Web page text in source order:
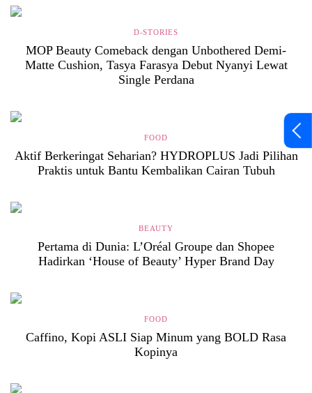
D-STORIES
MOP Beauty Comeback dengan Unbothered Demi-
Matte Cushion, Tasya Farasya Debut Nyanyi Lewat
Single Perdana
FOOD
Aktif Berkeringat Seharian? HYDROPLUS Jadi Pilihan
Praktis untuk Bantu Kembalikan Cairan Tubuh
BEAUTY
Pertama di Dunia: L’Oréal Groupe dan Shopee
Hadirkan ‘House of Beauty’ Hyper Brand Day
FOOD
Caffino, Kopi ASLI Siap Minum yang BOLD Rasa
Kopinya